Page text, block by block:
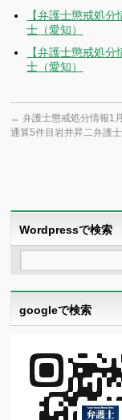
【弁護士懲戒処
士（愛知）
【弁護士懲戒処
士（愛知）
← 弁護士懲戒処分情報1
通算5件目岩井昇二弁護士
Wordpressで検索
googleで検索